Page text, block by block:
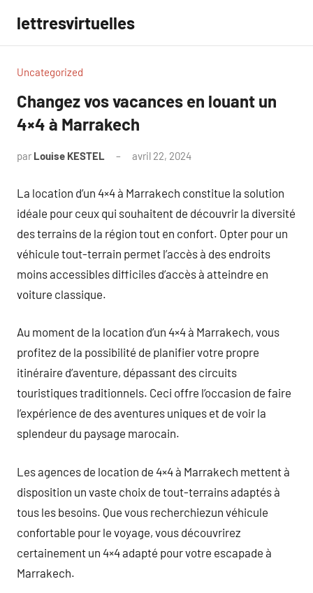
contenu
lettresvirtuelles
Uncategorized
Changez vos vacances en louant un
4×4 à Marrakech
par Louise KESTEL avril 22, 2024
La location d’un 4×4 à Marrakech constitue la solution
idéale pour ceux qui souhaitent de découvrir la diversité
des terrains de la région tout en confort. Opter pour un
véhicule tout-terrain permet l’accès à des endroits
moins accessibles difficiles d’accès à atteindre en
voiture classique.
Au moment de la location d’un 4×4 à Marrakech, vous
profitez de la possibilité de planifier votre propre
itinéraire d’aventure, dépassant des circuits
touristiques traditionnels. Ceci offre l’occasion de faire
l’expérience de des aventures uniques et de voir la
splendeur du paysage marocain.
Les agences de location de 4×4 à Marrakech mettent à
disposition un vaste choix de tout-terrains adaptés à
tous les besoins. Que vous recherchiezun véhicule
confortable pour le voyage, vous découvrirez
certainement un 4×4 adapté pour votre escapade à
Marrakech.